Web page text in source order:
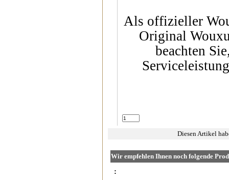
Als offizieller
Original
beachten
Diesen Artikel
Wir empfehlen Ihnen noch folgende
: